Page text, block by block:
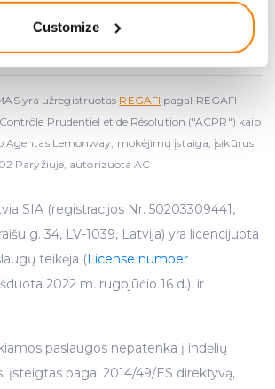
can be accurate to within several
device by actively scanning it for
(fingerprinting)
how your personal data is processed
in thedetails section.
provide website functionality, analyse
more in ourCookies policy.
Customize
, mokėjimų institucija, patvirtinta ACPR
gruodžio 24 d., registracijos numeris - 16568.
yra užregistruotas REGAFI pagal REGAFI
Prudentiel et de Résolution ("ACPR") kaip
Agentas Lemonway, mokėjimų įstaiga, įsikūrusi
Paryžiuje, autorizuota AC
SIA (registracijos Nr. 50203309441,
g. 34, LV-1039, Latvija) yra licencijuota
teikėja (License number
2022 m. rugpjūčio 16 d.), ir
paslaugos nepatenka į indėlių
įsteigtas pagal 2014/49/ES direktyvą,